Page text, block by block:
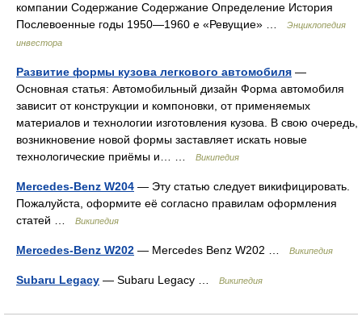
компании Содержание Содержание Определение История
Послевоенные годы 1950—1960 е «Ревущие» …
Энциклопедия
инвестора
Развитие формы кузова легкового автомобиля —
Основная статья: Автомобильный дизайн Форма автомобиля
зависит от конструкции и компоновки, от применяемых
материалов и технологии изготовления кузова. В свою очередь,
возникновение новой формы заставляет искать новые
технологические приёмы и… …
Википедия
Mercedes-Benz W204 — Эту статью следует викифицировать.
Пожалуйста, оформите её согласно правилам оформления
статей …
Википедия
Mercedes-Benz W202 — Mercedes Benz W202 … Википедия
Subaru Legacy — Subaru Legacy … Википедия